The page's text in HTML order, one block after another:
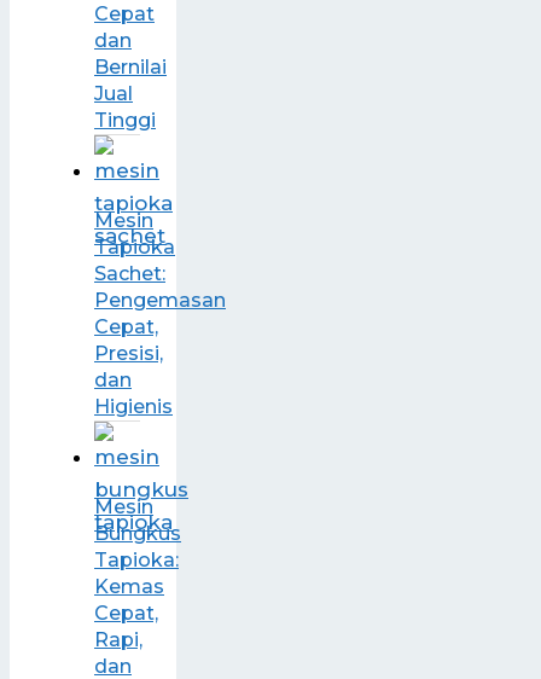
Cepat
dan
Bernilai
Jual
Tinggi
Mesin
Tapioka
Sachet:
Pengemasan
Cepat,
Presisi,
dan
Higienis
Mesin
Bungkus
Tapioka:
Kemas
Cepat,
Rapi,
dan